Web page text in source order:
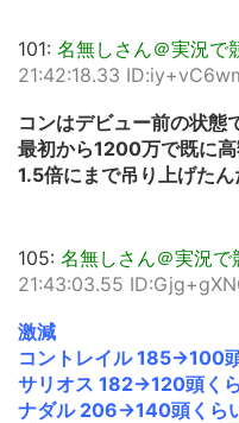
101: 名無しさん＠実況で
21:42:18.33
コンはデビュー前の状態
最初から1200万で既に
1.5倍にまで吊り上げたん
105: 名無しさん＠実況で
21:43:03.55
激減
コントレイル 185→100
サリオス 182→120頭く
ナダル 206→140頭くら